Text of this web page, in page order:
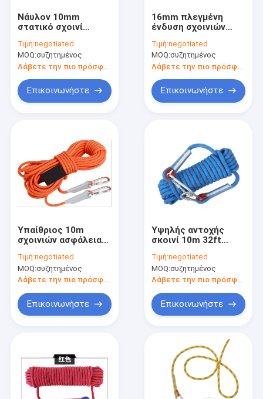
Προϊόντα
Περίπου εμείς
Νάυλον 10mm
στατικό σχοινί
αναρρίχησης για την
εργασία Rappel
Τιμή:negotiated
MOQ:συζητημένος
Λάβετε την πιο πρόσφατη τιμή
Επικοινωνήστε
16mm πλεγμένη
ένδυση σχοινιών
σωτηρίας -
ανθεκτική για την
ορειβασία
Τιμή:negotiated
MOQ:συζητημένος
Επικοινωνήστε
Υπαίθριος 10m
σχοινιών ασφάλειας
πολυεστέρα 16mm
άγριος εξοπλισμός
επιβίωσης
Τιμή:negotiated
MOQ:συζητημένος
Λάβετε την πιο πρόσφατη τιμή
Επικοινωνήστε
Υψηλής αντοχής
σκοινί 10m 32ft
αναρρίχησης βράχου
πεζοπορίας 12mm
στατικό
Τιμή:negotiated
MOQ:συζητημένος
Λάβετε την πιο πρόσφατη τιμή
Επικοινωνήστε